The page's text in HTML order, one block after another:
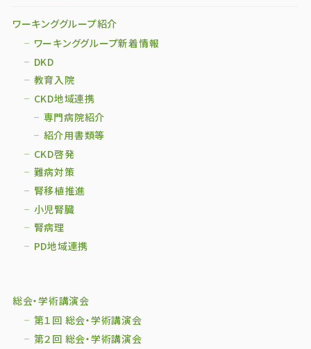
ワーキンググループ紹介
ワーキンググループ新着情報
DKD
教育入院
CKD地域連携
専門病院紹介
紹介用書類等
CKD啓発
難病対策
腎移植推進
小児腎臓
腎病理
PD地域連携
総会・学術講演会
第１回 総会・学術講演会
第２回 総会・学術講演会